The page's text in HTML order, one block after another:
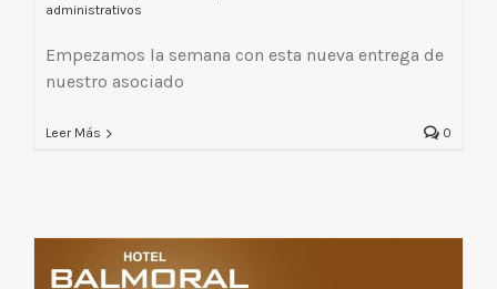
administrativos
Empezamos la semana con esta nueva entrega de
nuestro asociado
Leer Más 0